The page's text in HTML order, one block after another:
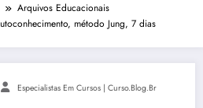
Arquivos Educacionais
método Jung, 7 dias
Especialistas Em Cursos | Curso.blog.br